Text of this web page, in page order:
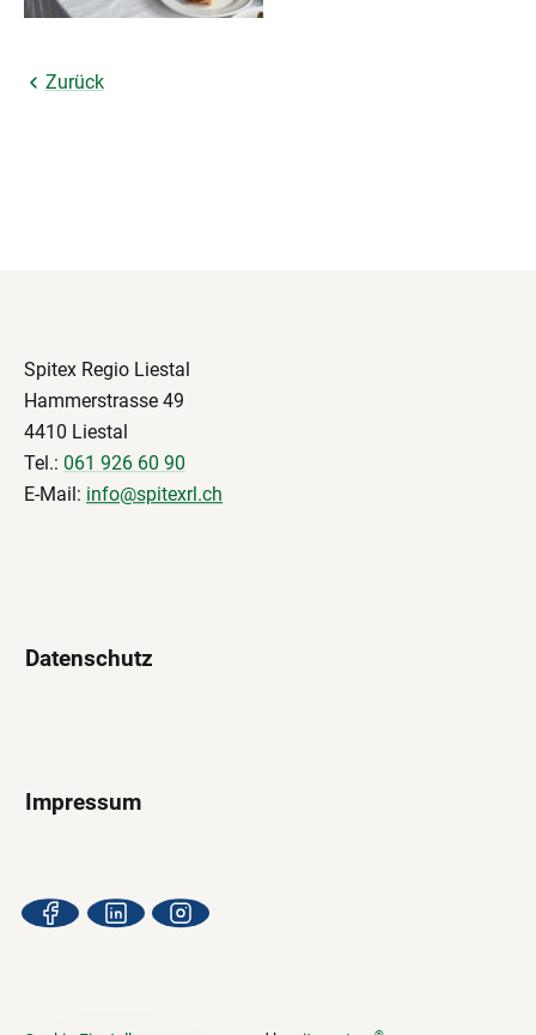
Zurück
Spitex Regio Liestal
Hammerstrasse 49
4410 Liestal
Tel.: 061 926 60 90
E-Mail: info@spitexrl.ch
Datenschutz
Impressum